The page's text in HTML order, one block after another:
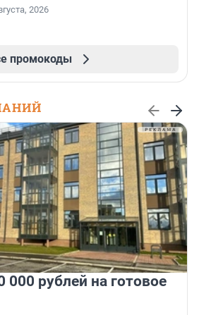
2026
промокоды
000 рублей на готовое